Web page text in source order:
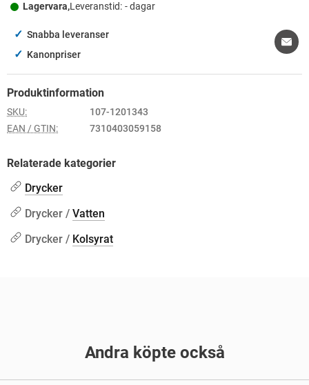
Lagervara,Leveranstid: - dagar
✓ Snabba leveranser
✓ Kanonpriser
Produktinformation
SKU:
107-1201343
EAN / GTIN:
7310403059158
Relaterade kategorier
Drycker
Drycker / Vatten
Drycker / Kolsyrat
Andra köpte också